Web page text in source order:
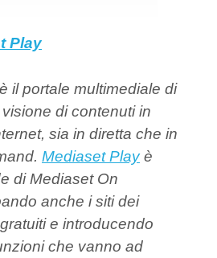
Play
è il portale multimediale di
di contenuti in
sia in diretta che in
Mediaset Playè
di Mediaset On
anche i siti dei
e introducendo
che vanno ad